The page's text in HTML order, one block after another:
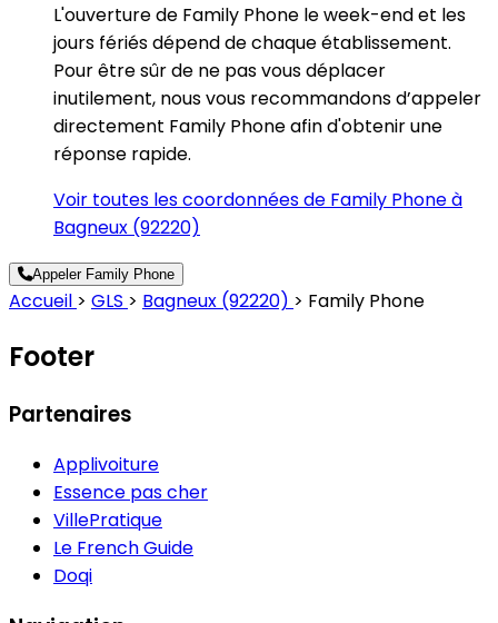
L'ouverture de Family Phone le week-end et les
jours fériés dépend de chaque établissement.
Pour être sûr de ne pas vous déplacer
inutilement, nous vous recommandons d’appeler
directement Family Phone afin d'obtenir une
réponse rapide.
Voir toutes les coordonnées de Family Phone à
Bagneux (92220)
Appeler Family Phone
Accueil > GLS > Bagneux (92220) > Family Phone
Footer
Partenaires
Applivoiture
Essence pas cher
VillePratique
Le French Guide
Doqi